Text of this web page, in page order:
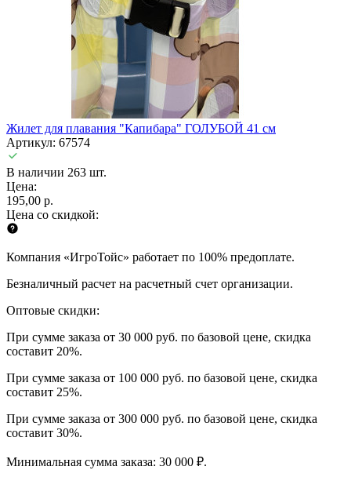
Жилет для плавания "Капибара" ГОЛУБОЙ 41 см
Артикул: 67574
В наличии 263 шт.
Цена:
195,00 р.
Цена со скидкой:
Компания «ИгроТойс» работает по 100% предоплате.
Безналичный расчет на расчетный счет организации.
Оптовые скидки:
При сумме заказа от 30 000 руб. по базовой цене, скидка
составит 20%.
При сумме заказа от 100 000 руб. по базовой цене, скидка
составит 25%.
При сумме заказа от 300 000 руб. по базовой цене, скидка
составит 30%.
Минимальная сумма заказа: 30 000 ₽.